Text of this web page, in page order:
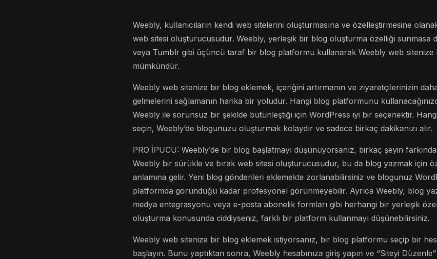
Weebly, kullanıcıların kendi web sitelerini oluşturmasına ve özelleştirmesine
web sitesi oluşturucusudur. Weebly, yerleşik bir blog oluşturma özelliği sunmasa
veya Tumblr gibi üçüncü taraf bir blog platformu kullanarak Weebly web sitenize
mümkündür.
Weebly web sitenize bir blog eklemek, içeriğini artırmanın ve ziyaretçilerinizin
gelmelerini sağlamanın harika bir yoludur. Hangi blog platformunu
Weebly ile sorunsuz bir şekilde bütünleştiği için WordPress iyi bir seçenektir.
seçin, Weebly’de blogunuzu oluşturmak kolaydır ve sadece birkaç dakikanızı alır.
PRO İPUCU: Weebly’de bir blog başlatmayı düşünüyorsanız, birkaç şeyin
Weebly bir sürükle ve bırak web sitesi oluşturucusudur, bu da blog yazmak için
anlamına gelir. Yeni blog gönderileri eklemekte zorlanabilirsiniz ve blogunuz
platformda göründüğü kadar profesyonel görünmeyebilir. Ayrıca Weebly, blog
medya entegrasyonu veya e-posta abonelik formları gibi herhangi bir yerleşik
oluşturma konusunda ciddiyseniz, farklı bir platform kullanmayı düşünebilirsiniz.
Weebly web sitenize bir blog eklemek istiyorsanız, bir blog platformu seçip bir
başlayın. Bunu yaptıktan sonra, Weebly hesabınıza giriş yapın ve “Siteyi Düzenle”